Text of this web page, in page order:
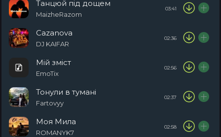
Танцюй під дощем
MaizheRazom
03:41
Cazanova
DJ KAIFAR
02:36
Мій зміст
EmoTix
02:56
Тонули в тумані
Fartovyy
02:37
Моя Мила
ROMANYK7
02:58